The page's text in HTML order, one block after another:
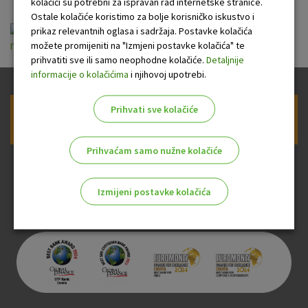
Opci uvjeti za koristenje usluge OTP
mbusiness za poslovne subjekte 17122019.pdf
Prijava na newsletter OTP banke
Ostale kolačiće koristimo za bolje korisničko iskustvo i
prikaz relevantnih oglasa i sadržaja. Postavke kolačića
možete promijeniti na "Izmjeni postavke kolačića" te
prihvatiti sve ili samo neophodne kolačiće. Detaljnije
informacije o kolačićima i njihovoj upotrebi.
Prihvati sve kolačiće
Prihvaćam samo nužne kolačiće
Izmijeni postavke kolačića